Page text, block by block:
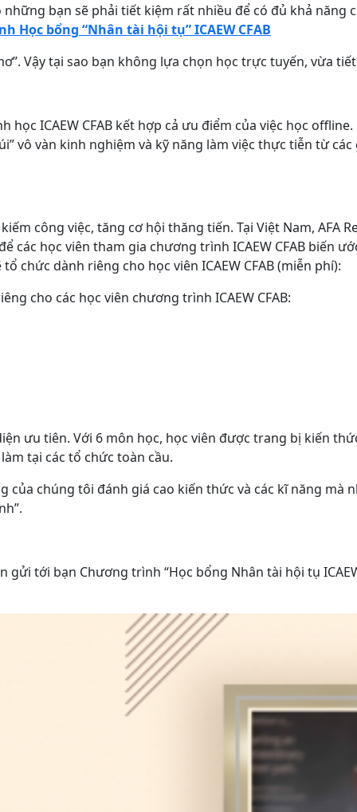
bạn sẽ phải tiết kiệm rất nhiều để có đủ khả
Học bổng “Nhân tài hội tụ” ICAEW CFAB
Vậy tại sao bạn không lựa chọn học trực tuyến, vừa
ICAEW CFAB kết hợp cả ưu điểm của việc học
vô vàn kinh nghiệm và kỹ năng làm việc thực tiễn từ
công việc, tăng cơ hội thăng tiến. Tại Việt Nam,
các học viên tham gia chương trình ICAEW CFAB
chức dành riêng cho học viên ICAEW CFAB (miễn phí):
cho các học viên chương trình ICAEW CFAB:
ưu tiên. Với 6 môn học, học viên được trang bị kiến
tại các tổ chức toàn cầu.
của chúng tôi đánh giá cao kiến thức và các kĩ năng mà
tới bạn Chương trình “Học bổng Nhân tài hội tụ